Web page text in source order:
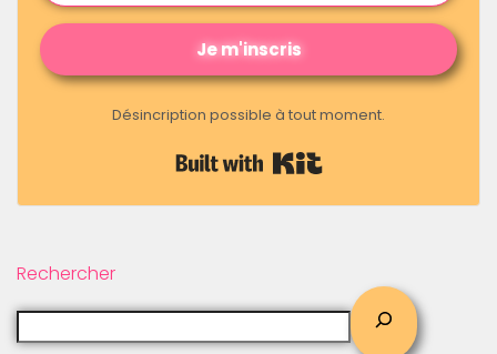
Je m'inscris
Désincription possible à tout moment.
Rechercher